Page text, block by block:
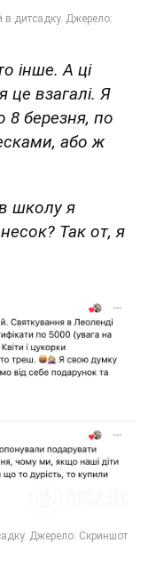
інше. А ці
це взагалі. Я
8 березня, по
або ж
школу я
Так от, я